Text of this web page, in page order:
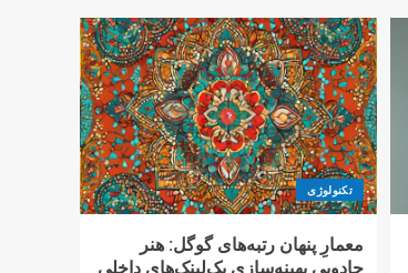
تکنولوژی
معمارِ پنهان رتبه‌های گوگل: هنر
جادویی بهینه‌سازی بک‌لینک‌های داخلی